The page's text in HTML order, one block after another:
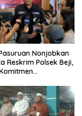
Nonjobkan
Reskrim Polsek Beji,
Penganiayaan